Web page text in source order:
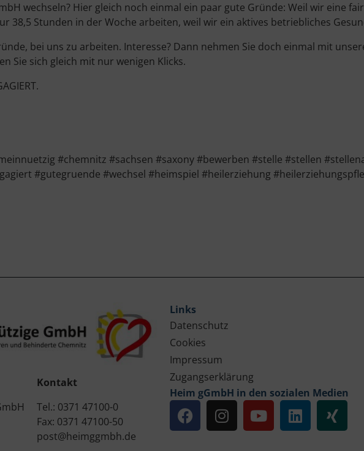
wechseln? Hier gleich noch einmal ein paar gute Gründe: Weil wir eine
38,5 Stunden in der Woche arbeiten, weil wir ein aktives betriebliches
bei uns zu arbeiten. Interesse? Dann nehmen Sie doch einmal mit
Sie sich gleich mit nur wenigen Klicks.
#chemnitz #sachsen #saxony #bewerben #stelle #stellen
#gutegruende #wechsel #heimspiel #heilerziehung
Kontakt
Tel.: 0371 47100-0
Fax: 0371 47100-50
post@heimggmbh.de
Links
Datenschutz
Cookies
Impressum
Zugangserklärung
Heim gGmbH in den sozialen Medien